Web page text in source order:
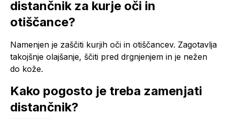
distančnik za kurje oči in
otiščance?
Namenjen je zaščiti kurjih oči in otiščancev. Zagotavlja
takojšnje olajšanje, ščiti pred drgnjenjem in je nežen
do kože.
Kako pogosto je treba zamenjati
distančnik?